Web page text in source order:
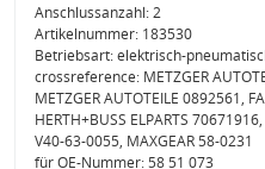
Anschlussanzahl: 2
Artikelnummer: 183530
Betriebsart: elektrisch-
crossreference: METZGER
METZGER AUTOTEILE 0892561,
HERTH+BUSS ELPARTS
V40-63-0055, MAXGEAR 58-0231
für OE-Nummer: 58 51 073